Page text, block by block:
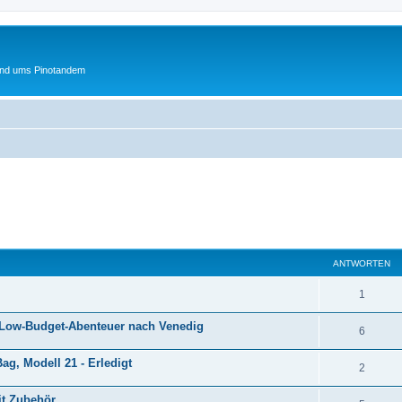
ums Pinotandem
ANTWORTEN
1
n
w
o
Budget-Abenteuer nach Venedig 6A
n
Modell 21 - Erledigt 2A
n